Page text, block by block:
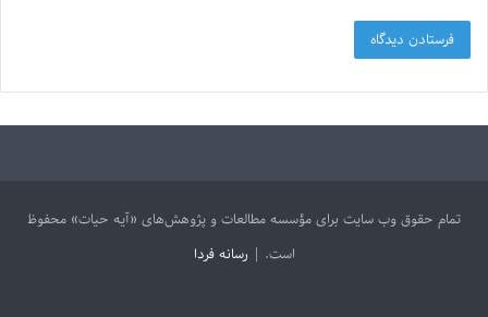
تمام حقوق وب سایت برای مؤسسه مطالعات و پژوهش‌های «آیه حیات» محفوظ
است. | رسانه فردا